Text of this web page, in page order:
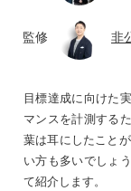
監修 非
目標達成に向けた
マンスを計測する
葉は耳にしたこと
い方も多いでしょ
て紹介します。